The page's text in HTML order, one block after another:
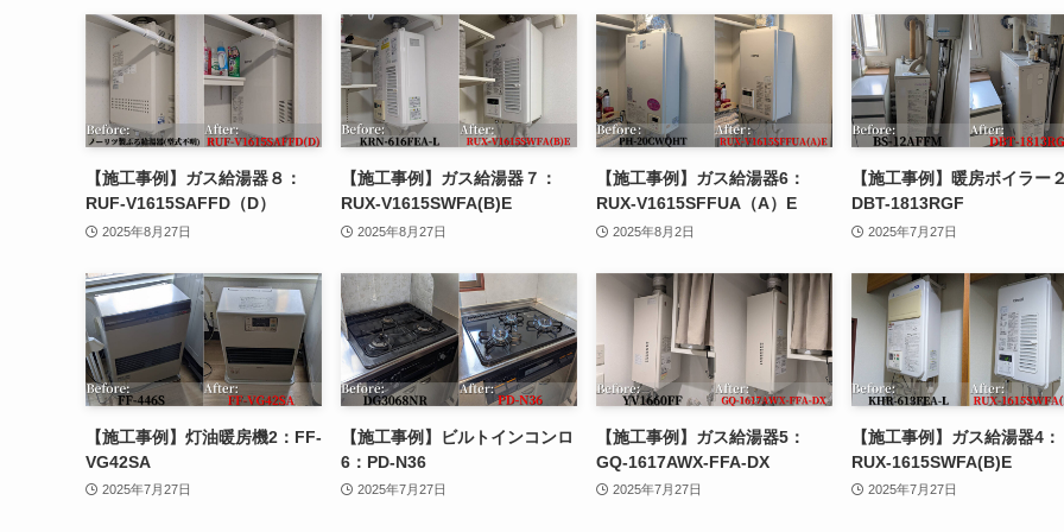
【施工事例】ガス給湯器８：
RUF-V1615SAFFD（D）
2025年8月27日
【施工事例】ガス給湯器７：
RUX-V1615SWFA(B)E
2025年8月27日
【施工事例】ガス給湯器6：
RUX-V1615SFFUA（A）E
2025年8月2日
【施工事例】暖房ボイラー
DBT-1813RGF
2025年7月27日
【施工事例】灯油暖房機2：FF-
VG42SA
2025年7月27日
【施工事例】ビルトインコンロ
6：PD-N36
2025年7月27日
【施工事例】ガス給湯器5：
GQ-1617AWX-FFA-DX
2025年7月27日
【施工事例】ガス給湯器4：
RUX-1615SWFA(B)E
2025年7月27日